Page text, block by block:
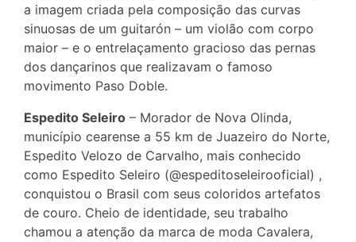
a imagem criada pela composição das curvas
sinuosas de um guitarón – um violão com corpo
maior – e o entrelaçamento gracioso das pernas
dos dançarinos que realizavam o famoso
movimento Paso Doble.
Espedito Seleiro – Morador de Nova Olinda,
município cearense a 55 km de Juazeiro do Norte,
Espedito Velozo de Carvalho, mais conhecido
como Espedito Seleiro (@espeditoseleirooficial) ,
conquistou o Brasil com seus coloridos artefatos
de couro. Cheio de identidade, seu trabalho
chamou a atenção da marca de moda Cavalera,